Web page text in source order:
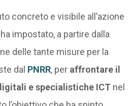
concreto e visibile all’azione
impostato, a partire dalla
delle tante misure per la
dal PNRR, per affrontare il
e specialistiche ICTnel